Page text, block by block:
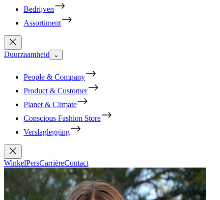
Bedrijven
Assortiment
Duurzaamheid ⌄
People & Company
Product & Customer
Planet & Climate
Conscious Fashion Store
Verslaglegging
WinkelPersCarrièreContact